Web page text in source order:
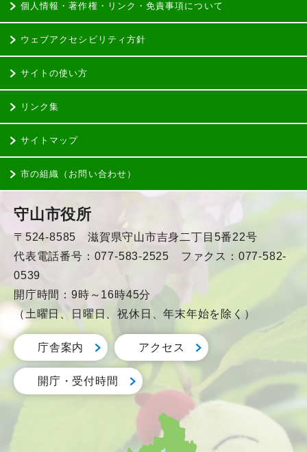
個人情報・著作権・リンク・免責事項について
ウェブアクセシビリティ方針
サイトの使い方
リンク集
サイトマップ
市の組織（お問い合わせ）
守山市役所
〒524-8585 滋賀県守山市吉身二丁目5番22号
代表電話番号：077-583-2525 ファクス：077-582-
0539
開庁時間：9時～16時45分
（土曜日、日曜日、祝休日、年末年始を除く）
庁舎案内 アクセス
開庁・受付時間